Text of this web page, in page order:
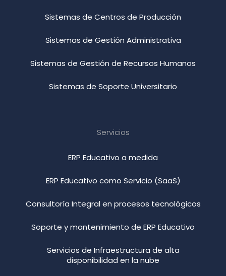
Sistemas de Centros de Producción
Sistemas de Gestión Administrativa
Sistemas de Gestión de Recursos Humanos
Sistemas de Soporte Universitario
Servicios
ERP Educativo a medida
ERP Educativo como Servicio (SaaS)
Consultoría Integral en procesos tecnológicos
Soporte y mantenimiento de ERP Educativo
Servicios de Infraestructura de alta
disponibilidad en la nube